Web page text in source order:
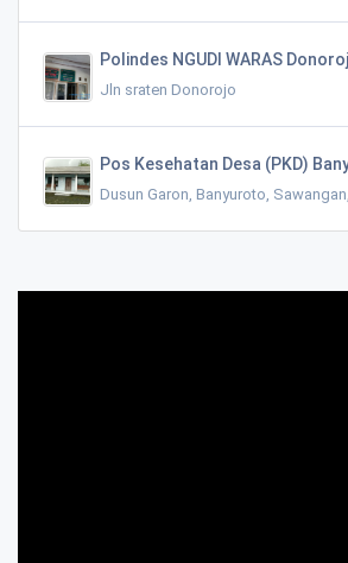
Polindes NGUDI WARAS
Jln sraten Donorojo
Pos Kesehatan Desa (PKD)
Dusun Garon, Banyuroto,